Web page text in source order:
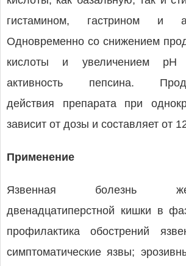
гистамином, гастрином и
Одновременно со снижением
кислоты и увеличением рН
активность пепсина.
действия препарата при
зависит от дозы и составляет от
Применение
Язвенная болезнь
двенадцатиперстной кишки в
профилактика обострений
симптоматические язвы;